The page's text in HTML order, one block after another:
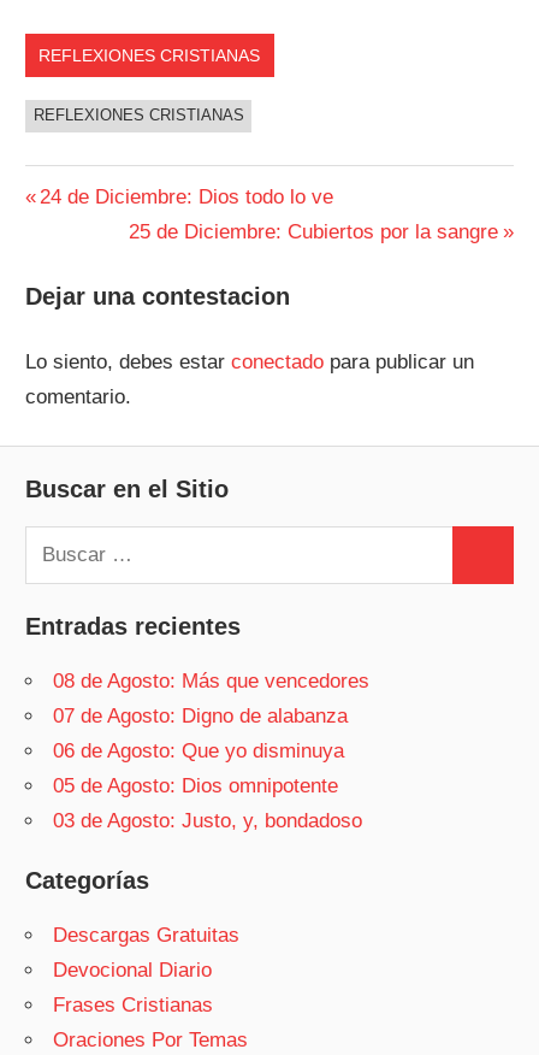
REFLEXIONES CRISTIANAS
REFLEXIONES CRISTIANAS
Navegación
entradas
Entrada
24 de Diciembre: Dios todo lo ve
Siguiente
25 de Diciembre: Cubiertos por la sangre
Dejar una contestacion
Lo siento, debes estarconectado para publicar un
comentario.
Buscar en el Sitio
Buscar:
Entradas recientes
08 de Agosto: Más que vencedores
07 de Agosto: Digno de alabanza
06 de Agosto: Que yo disminuya
05 de Agosto: Dios omnipotente
03 de Agosto: Justo, y, bondadoso
Categorías
Descargas Gratuitas
Devocional Diario
Frases Cristianas
Oraciones Por Temas